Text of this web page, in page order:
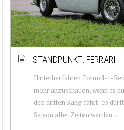
STANDPUNKT: FERRARI
Hinterherfahren Formel-1-
mehr anzuschauen, wenn es
den dritten Rang fährt; es
Saison aller Zeiten werden. ...